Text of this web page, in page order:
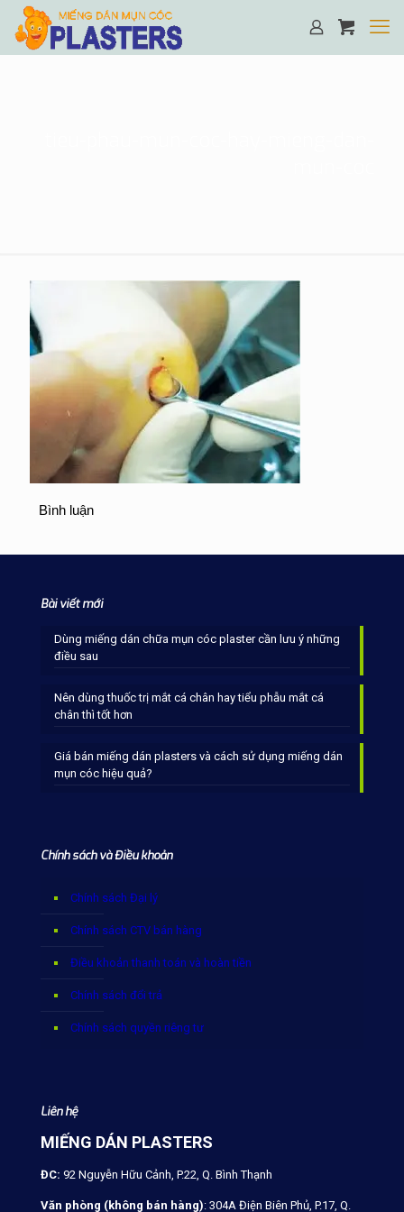
Bình luận
Bài viết mới
Dùng miếng dán chữa mụn cóc plaster cần lưu ý những
điều sau
Nên dùng thuốc trị mắt cá chân hay tiểu phẫu mắt cá
chân thì tốt hơn
Giá bán miếng dán plasters và cách sử dụng miếng dán
mụn cóc hiệu quả?
Chính sách và Điều khoản
Chính sách Đại lý
Chính sách CTV bán hàng
Điều khoản thanh toán và hoàn tiền
Chính sách đổi trả
Chính sách quyền riêng tư
Liên hệ
MIẾNG DÁN PLASTERS
ĐC: 92 Nguyễn Hữu Cảnh, P.22, Q. Bình Thạnh
Văn phòng (không bán hàng): 304A Điện Biên Phủ, P.17, Q.